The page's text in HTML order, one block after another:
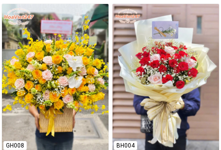
GH008 BH004